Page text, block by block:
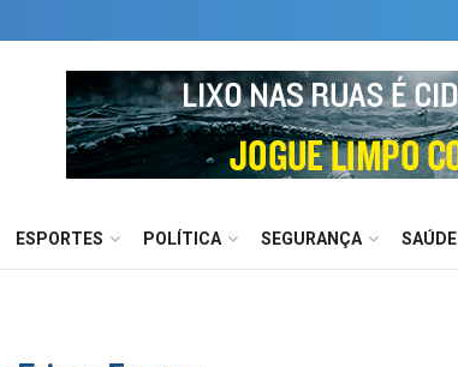
ESPORTES POLÍTICA SEGURANÇA SAÚDE